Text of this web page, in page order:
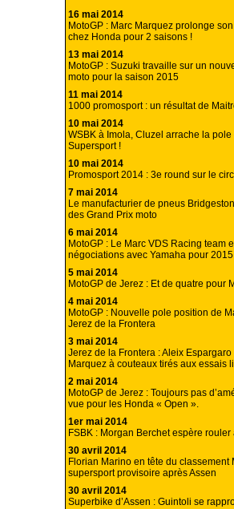
16 mai 2014
MotoGP : Marc Marquez prolonge
chez Honda pour 2 saisons !
13 mai 2014
MotoGP : Suzuki travaille sur un
moto pour la saison 2015
11 mai 2014
1000 promosport : un résultat de
10 mai 2014
WSBK à Imola, Cluzel arrache la
Supersport !
10 mai 2014
Promosport 2014 : 3e round sur le
7 mai 2014
Le manufacturier de pneus
des Grand Prix moto
6 mai 2014
MotoGP : Le Marc VDS Racing team
négociations avec Yamaha pour 2015
5 mai 2014
MotoGP de Jerez : Et de quatre pour
4 mai 2014
MotoGP : Nouvelle pole position de
Jerez de la Frontera
3 mai 2014
Jerez de la Frontera : Aleix Espargaro
Marquez à couteaux tirés aux essais
2 mai 2014
MotoGP de Jerez : Toujours pas
vue pour les Honda « Open ».
1er mai 2014
FSBK : Morgan Berchet espère rouler
30 avril 2014
Florian Marino en tête du classement
supersport provisoire après Assen
30 avril 2014
Superbike d’Assen : Guintoli se